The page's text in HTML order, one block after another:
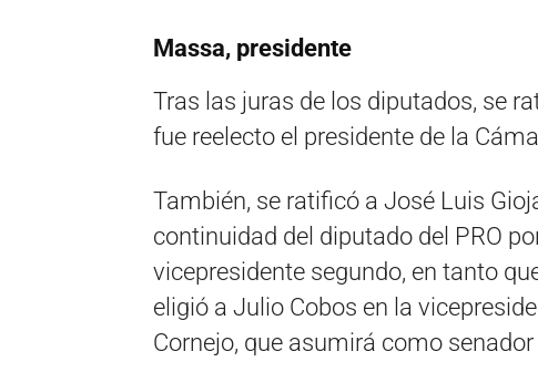
Massa, presidente
Tras las juras de los diputados, se
fue reelecto el presidente de la
También, se ratificó a José Luis
continuidad del diputado del PRO
vicepresidente segundo, en tanto
eligió a Julio Cobos en la
Cornejo, que asumirá como